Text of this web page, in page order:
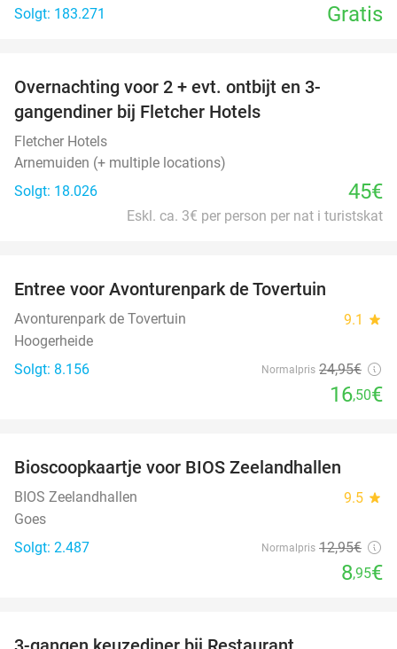
Solgt: 183.271
Gratis
Overnachting voor 2 + evt. ontbijt en 3-
gangendiner bij Fletcher Hotels
Fletcher Hotels
Arnemuiden (+ multiple locations)
Solgt: 18.026
45€
Eskl. ca. 3€ per person per nat i turistskat
Entree voor Avonturenpark de Tovertuin
Avonturenpark de Tovertuin 9.1 star
Hoogerheide
Solgt: 8.156
Normalpris 24,95€
16,50€
Bioscoopkaartje voor BIOS Zeelandhallen
BIOS Zeelandhallen 9.5 star
Goes
Solgt: 2.487
Normalpris 12,95€
8,95€